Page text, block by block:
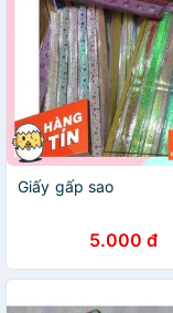
Giấy gấp sao
5.000 đ